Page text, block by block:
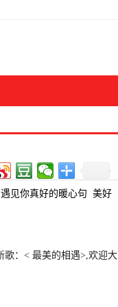
遇见你真好的暖心句 美好
歌：< 最美的相遇>,欢迎大